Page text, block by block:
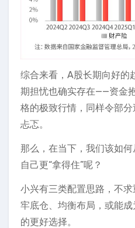
综合来看，A股长期向好的
期担忧也确实存在——资金
格的极致行情，同样令部
忐忑。
那么，在当下，我们该如
自己更“拿得住”呢？
小兴有三类配置思路，不
牢底仓、均衡布局，或能
的更好选择。